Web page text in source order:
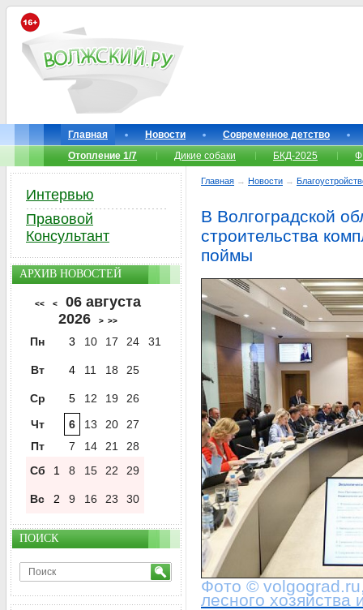
Главная Новости
Современное детство
Отопление 1/7
Дикие собаки БКД-2025
Главная → Новости →
В Волгоградской
строительства
поймы
Фото ©
лесного хозяйства
Интервью
Правовой
Консультант
АРХИВ НОВОСТЕЙ
<< <
06 августа
2026
> >>
Пн 3 10 17 24 31
Вт 4 11 18 25
Ср 5 12 19
26
Чт
6 13 20
27
Пт
7 14 21
28
Сб
1 8 15 22 29
Вс 2 9 16 23 30
ПОИСК